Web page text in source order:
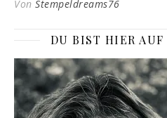
Von Stempeldreams76
DU BIST HIER AUF